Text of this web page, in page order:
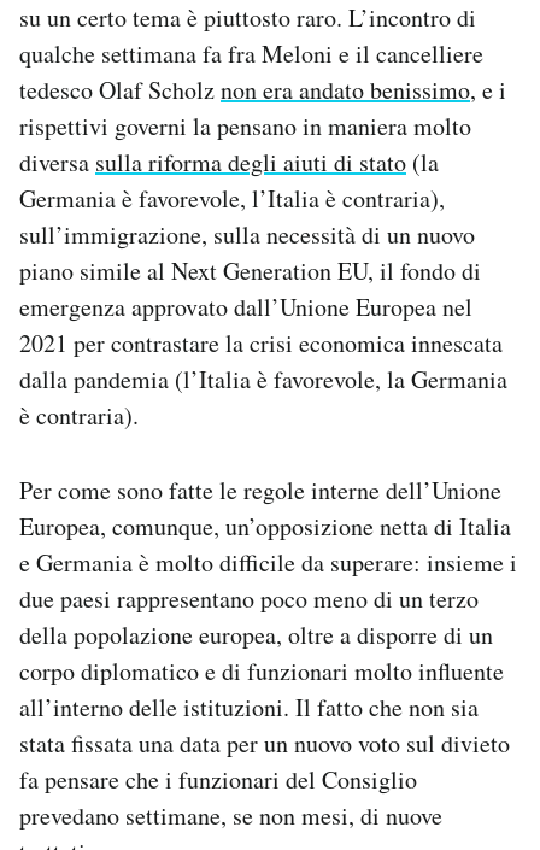
su un certo tema è piuttosto raro. L’incontro di
qualche settimana fa fra Meloni e il cancelliere
tedesco Olaf Scholznon era andato benissimo, e i
rispettivi governi la pensano in maniera molto
diversa sulla riforma degli aiuti di stato (la
Germania è favorevole, l’Italia è contraria),
sull’immigrazione, sulla necessità di un nuovo
piano simile al Next Generation EU, il fondo di
emergenza approvato dall’Unione Europea nel
2021 per contrastare la crisi economica innescata
dalla pandemia (l’Italia è favorevole, la Germania
è contraria).
Per come sono fatte le regole interne dell’Unione
Europea, comunque, un’opposizione netta di Italia
e Germania è molto difficile da superare: insieme i
due paesi rappresentano poco meno di un terzo
della popolazione europea, oltre a disporre di un
corpo diplomatico e di funzionari molto influente
all’interno delle istituzioni. Il fatto che non sia
stata fissata una data per un nuovo voto sul divieto
fa pensare che i funzionari del Consiglio
prevedano settimane, se non mesi, di nuove